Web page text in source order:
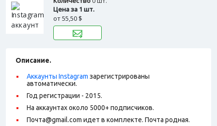
Цена за 1 шт.
от55,50 $
Описание.
Аккаунты Instagram зарегистрированы
автоматически.
Год регистрации - 2015.
На аккаунтах около 5000+ подписчиков.
Почта@gmail.com идет в комплекте. Почта родная.